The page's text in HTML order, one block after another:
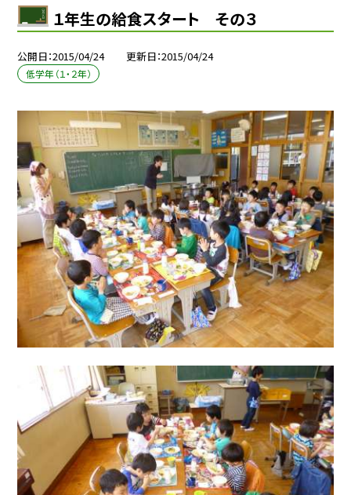
１年生の給食スタート その３
公開日 2015/04/24 更新日 2015/04/24
低学年（１・２年）